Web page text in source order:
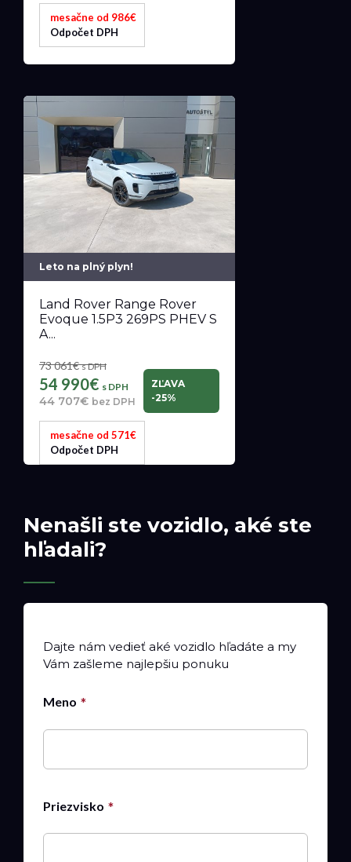
mesačne od 986€
Odpočet DPH
Leto na plný plyn!
Land Rover Range Rover
Evoque 1.5P3 269PS PHEV S
A...
73 061€s DPH
54 990€ s DPH
44 707€ bez DPH
ZĽAVA
-25%
mesačne od 571€
Odpočet DPH
Nenašli ste vozidlo, aké ste
hľadali?
Dajte nám vedieť aké vozidlo hľadáte a my
Vám zašleme najlepšiu ponuku
Meno
Priezvisko